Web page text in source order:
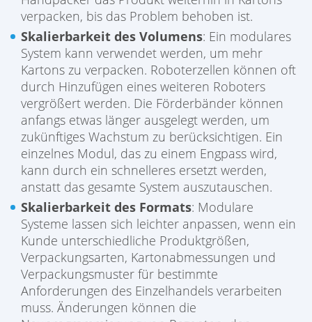
verpacken, bis das Problem behoben ist.
Skalierbarkeit des Volumens: Ein modulares
System kann verwendet werden, um mehr
Kartons zu verpacken. Roboterzellen können oft
durch Hinzufügen eines weiteren Roboters
vergrößert werden. Die Förderbänder können
anfangs etwas länger ausgelegt werden, um
zukünftiges Wachstum zu berücksichtigen. Ein
einzelnes Modul, das zu einem Engpass wird,
kann durch ein schnelleres ersetzt werden,
anstatt das gesamte System auszutauschen.
Skalierbarkeit des Formats: Modulare
Systeme lassen sich leichter anpassen, wenn ein
Kunde unterschiedliche Produktgrößen,
Verpackungsarten, Kartonabmessungen und
Verpackungsmuster für bestimmte
Anforderungen des Einzelhandels verarbeiten
muss. Änderungen können die